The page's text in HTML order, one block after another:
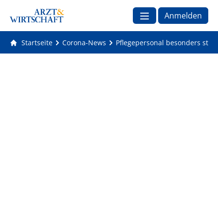
Anmelden
Startseite Corona-News Pflegepersonal besonders